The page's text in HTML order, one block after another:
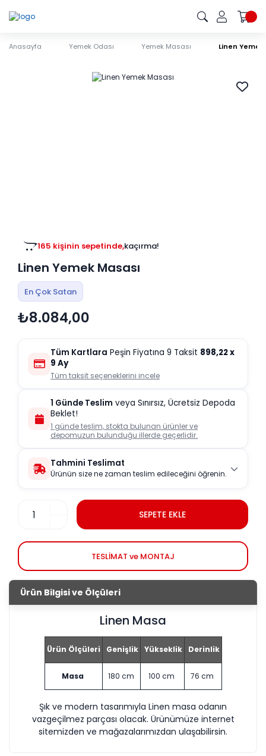
Anasayfa Yemek Odası Yemek Masası Linen Yemek
165 kişinin sepetinde,kaçırma!
Linen Yemek Masası
En Çok Satan
₺8.084,00
Tüm Kartlara Peşin Fiyatına 9 Taksit 898,22x
9 Ay
Tüm taksit seçeneklerini incele
1 Günde Teslim veya Sınırsız, Ücretsiz Depoda
Beklet!
1 günde teslim, stokta bulunan ürünler ve
depomuzun bulunduğu illerde geçerlidir.
Tahmini Teslimat
Ürünün size ne zaman teslim edileceğini öğrenin.
SEPETE EKLE
TESLİMAT ve MONTAJ
Ürün Bilgisi ve Ölçüleri
Linen Masa
Ürün Ölçüleri Genişlik Yükseklik Derinlik
Masa 180 cm 100 cm 76 cm
Şık ve modern tasarımıyla Linen masa odanın
vazgeçilmez parçası olacak. Ürünümüze internet
sitemizden ve mağazalarımızdan ulaşabilirsin.